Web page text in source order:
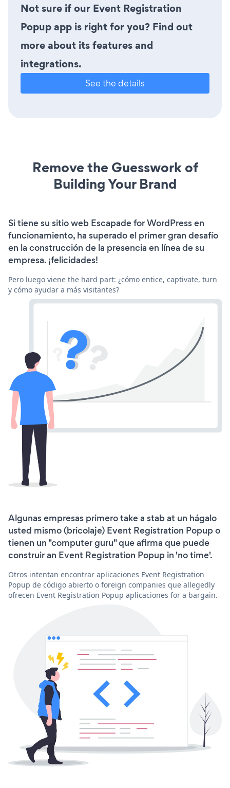
Not sure if our Event Registration
Popup app is right for you? Find out
more about its features and
integrations.
See the details
Remove the Guesswork of
Building Your Brand
Si tiene su sitio web Escapade for WordPress en
funcionamiento, ha superado el primer gran desafío
en la construcción de la presencia en línea de su
empresa. ¡felicidades!
Pero luego viene the hard part: ¿cómo entice, captivate, turn
y cómo ayudar a más visitantes?
Algunas empresas primero take a stab at un hágalo
usted mismo (bricolaje) Event Registration Popup o
tienen un "computer guru" que afirma que puede
construir an Event Registration Popup in 'no time'.
Otros intentan encontrar aplicaciones Event Registration
Popup de código abierto o foreign companies que allegedly
ofrecen Event Registration Popup aplicaciones for a bargain.